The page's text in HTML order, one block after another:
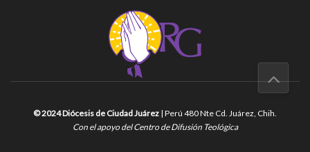
© 2024 Diócesis de Ciudad Juárez | Perú 480 Nte Cd. Juárez, Chih.
Con el apoyo del Centro de Difusión Teológica